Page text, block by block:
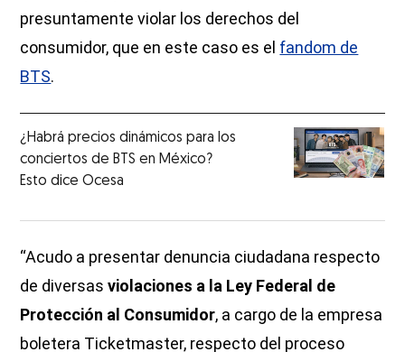
presuntamente violar los derechos del
consumidor, que en este caso es el fandom de
BTS.
¿Habrá precios dinámicos para los
conciertos de BTS en México?
Esto dice Ocesa
“Acudo a presentar denuncia ciudadana respecto
de diversasviolaciones a la Ley Federal de
Protección al Consumidor, a cargo de la empresa
boletera Ticketmaster, respecto del proceso